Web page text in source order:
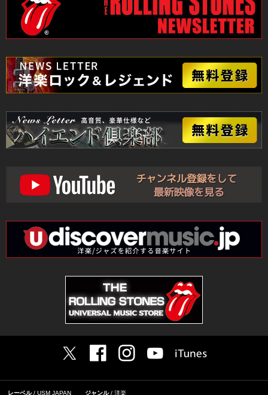
レーベル USM JAPAN ジャンル 洋楽